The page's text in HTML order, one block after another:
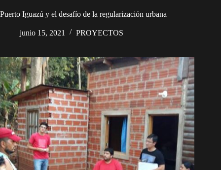
Puerto Iguazú y el desafío de la regularización urbana
junio 15, 2021 PROYECTOS